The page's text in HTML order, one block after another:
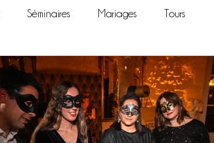
Séminaires Mariages Tours